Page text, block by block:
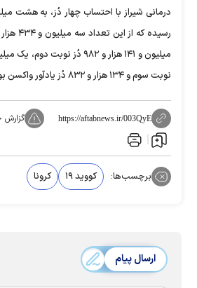
نوبت سوم و ۱۳۴ هزار و ۸۳۲ دُز یادآور واکسن بوده است.
https://aftabnews.ir/003QyE گزارش
برچسب‌ها: کووید ۱۹ کرونا
ارسال پیام